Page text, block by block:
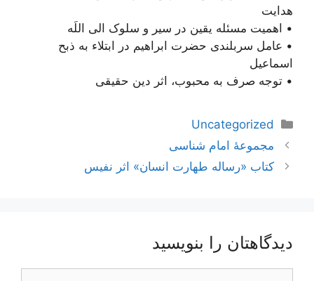
هدایت
• اهمیت مسئله یقین در سیر و سلوک الی اللَه
• عامل سربلندی حضرت ابراهیم در ابتلاء به ذبح
اسماعیل
• توجه صرف به محبوب، اثر دین حقیقی
دسته‌ها
Uncategorized
ناوبری
نوشته‌ها
مجموعۀ امام شناسی
کتاب «رساله طهارت انسان» اثر نفیس
دیدگاهتان را بنویسید